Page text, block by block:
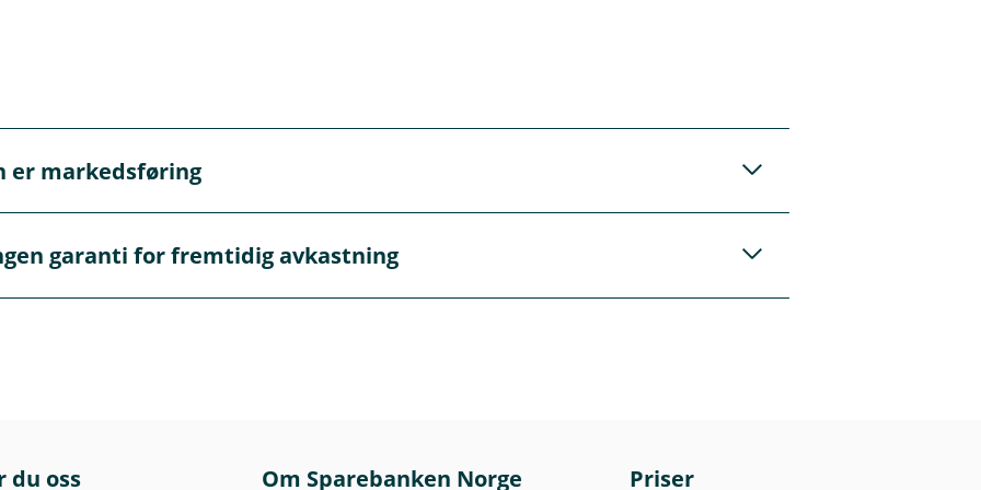
er markedsføring
personlig rådgivning. Hvis du ønsker rådgivning fra en av rådgiverne våre
garanti for fremtidig avkastning
du oss Om Sparebanken Norge Priser